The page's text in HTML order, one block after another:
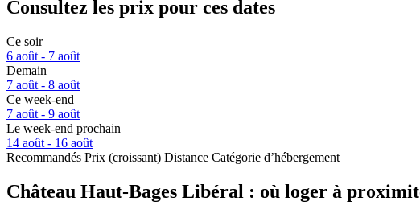
Consultez les prix pour ces dates
Ce soir
6 août - 7 août
Demain
7 août - 8 août
Ce week-end
7 août - 9 août
Le week-end prochain
14 août - 16 août
Recommandés Prix (croissant) Distance Catégorie d’hébergement
Château Haut-Bages Libéral : où loger à